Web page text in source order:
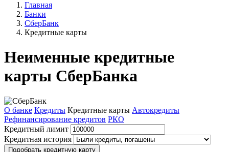
Главная
Банки
СберБанк
Кредитные карты
Неименные кредитные
карты СберБанка
О банке Кредиты Кредитные карты Автокредиты
Рефинансирование кредитов РКО
Кредитный лимит
Кредитная история
Подобрать кредитную карту